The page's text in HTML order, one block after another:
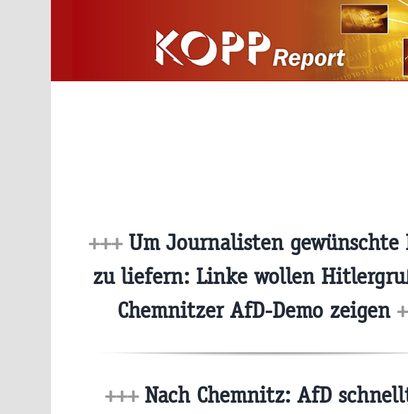
+++Um Journalisten gewünschte
zu liefern: Linke wollen
Chemnitzer AfD-Demo zeigen
+++Nach Chemnitz: AfD